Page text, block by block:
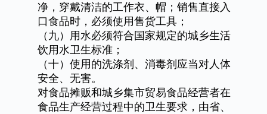
净，穿戴清洁的工作衣、帽；销售直接入
口食品时，必须使用售货工具；
（九）用水必须符合国家规定的城乡生活
饮用水卫生标准；
（十）使用的洗涤剂、消毒剂应当对人体
安全、无害。
对食品摊贩和城乡集市贸易食品经营者在
食品生产经营过程中的卫生要求，由省、